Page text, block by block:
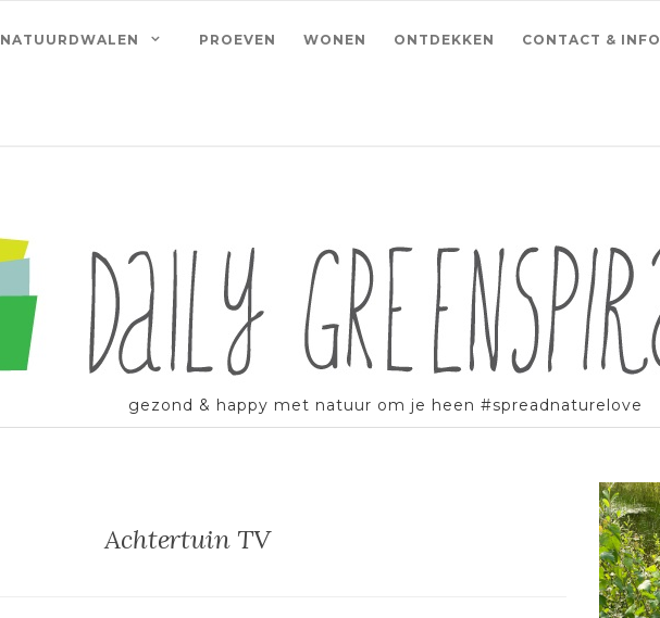
NATUURDWALEN PROEVEN WONEN ONTDEKKEN CONTACT & INFO
gezond & happy met natuur om je heen #spreadnaturelove
Achtertuin TV